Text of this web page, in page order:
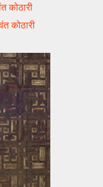
कोठारी
कोठारी